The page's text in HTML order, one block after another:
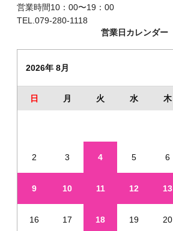
営業時間10：00〜19：00
TEL.079-280-1118
営業日カレンダー
2026年 8月
日 月 火 水 木
2 3 4 5 6
9 10 11 12 13
16 17 18 19 20